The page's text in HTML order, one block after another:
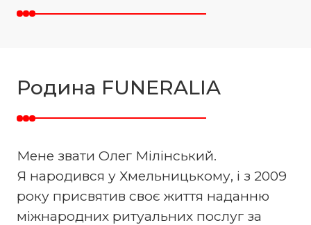
Родина FUNERALIA
Мене звати Олег Мілінський.
Я народився у Хмельницькому, і з 2009
року присвятив своє життя наданню
міжнародних ритуальних послуг за